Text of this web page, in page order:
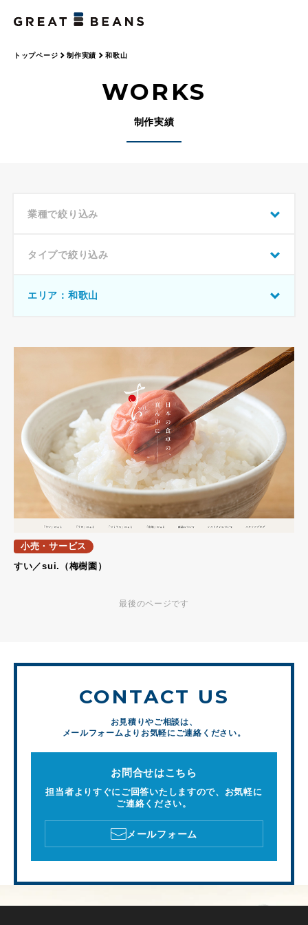
トップページ 制作実績 和歌山
WORKS
制作実績
業種で絞り込み
タイプで絞り込み
エリア：和歌山
小売・サービス
すい／sui.（梅樹園）
お見積りやご相談は、
メールフォームよりお気軽にご連絡ください。
お問合せはこちら
担当者よりすぐにご回答いたしますので、お気軽に
ご連絡ください。